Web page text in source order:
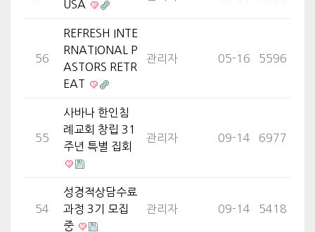
USA
56
REFRESH INTE
RNATIONAL P
ASTORS RETR
EAT
관리자 05-16 5596
55
사바나 한인침
례교회 창립 31
주년 특별 집회
관리자 09-14 6977
54
성경적상담수료
과정 3기 모집
중
관리자 09-14 5418